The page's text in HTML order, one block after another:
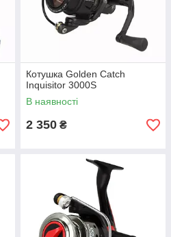
Котушка Golden Catch
Inquisitor 3000S
В наявності
2 350 ₴